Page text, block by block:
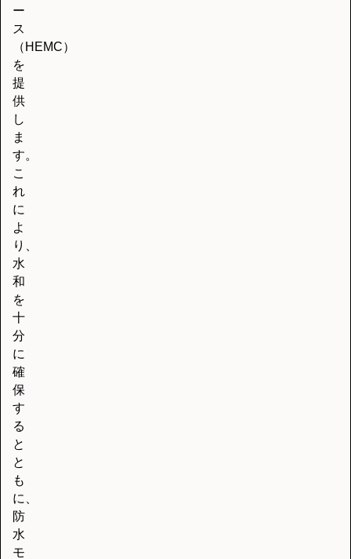
ー
ス
（HEMC）
を
提
供
し
ま
す。
こ
れ
に
よ
り、
水
和
を
十
分
に
確
保
す
る
と
と
も
に、
防
水
モ